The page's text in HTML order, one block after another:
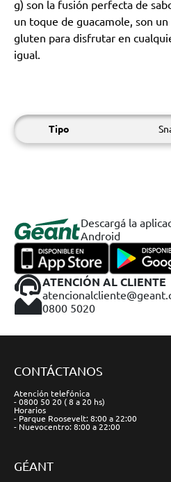
g) son la fusión perfecta de
un toque de guacamole, son un
gluten para disfrutar en
igual.
Tipo
Descargá la
Android
ATENCIÓN AL CLIENTE
0800 5020
CONTÁCTANOS
Atención telefónica
- 0800 50 20 ( 8 a 20 hs)
Horarios
- Parque Roosevelt: 8:00 a 22:00
- Nuevocentro: 8:00 a 22:00
GÉANT